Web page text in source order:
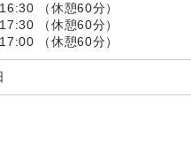
（休憩60分）
（休憩60分）
（休憩60分）